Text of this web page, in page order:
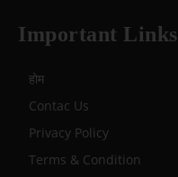
Important Links
होम
Contac Us
Privacy Policy
Terms & Condition